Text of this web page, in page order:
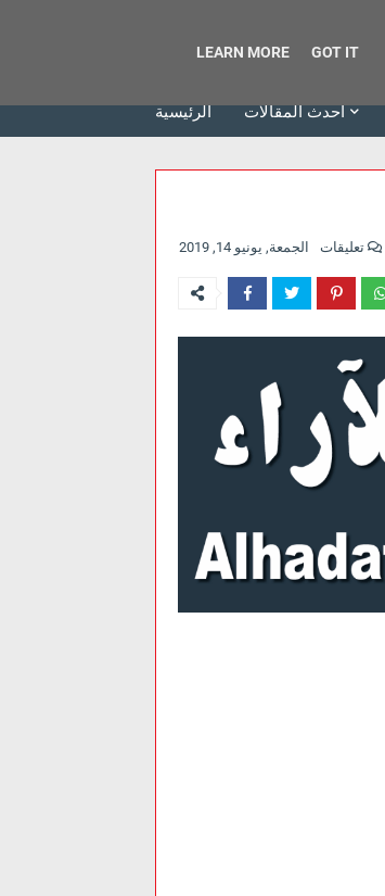
وكالة الحدث للآراء
الرئيسية أحدث المقالات
الجمعة, يونيو 14, 2019
LEARN MORE GOT IT